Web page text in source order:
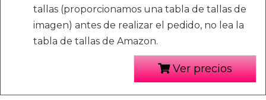
tallas (proporcionamos una tabla de tallas de
imagen) antes de realizar el pedido, no lea la
tabla de tallas de Amazon.
Ver precios